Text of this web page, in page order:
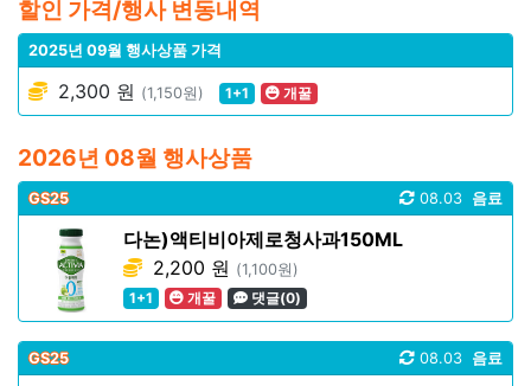
할인 가격/행사 변동내역
2025년 09월 행사상품 가격
2,300 원 (1,150원) 1+1 개꿀
2026년 08월 행사상품
GS25 음료
08.03
다논)액티비아제로청사과150ML
2,200 원 (1,100원)
1+1
개꿀 댓글(0)
GS25 음료
08.03